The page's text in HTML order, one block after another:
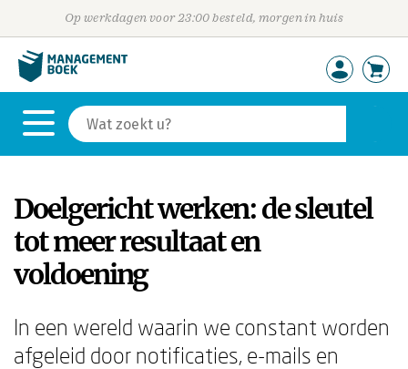
Op werkdagen voor 23:00 besteld, morgen in huis
Doelgericht werken: de sleutel
tot meer resultaat en
voldoening
In een wereld waarin we constant worden
afgeleid door notificaties, e-mails en